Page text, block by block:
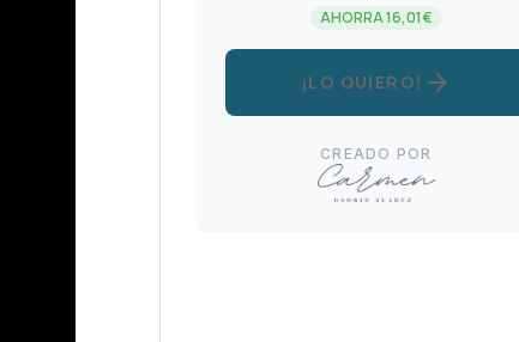
AHORRA 16,01€
¡LO QUIERO! arrow_forward
CREADO POR